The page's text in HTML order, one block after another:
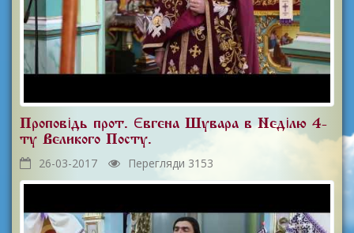
Проповідь прот. Євгена Шувара в Неділю 4-
ту Великого Посту.
26-03-2017 Перегляди 3153